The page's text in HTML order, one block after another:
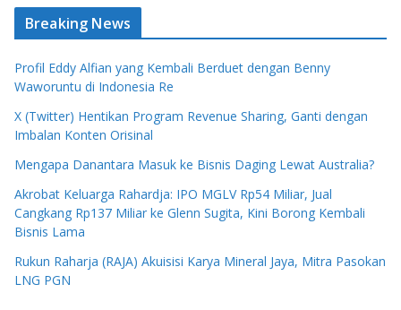
Breaking News
Profil Eddy Alfian yang Kembali Berduet dengan Benny
Waworuntu di Indonesia Re
X (Twitter) Hentikan Program Revenue Sharing, Ganti dengan
Imbalan Konten Orisinal
Mengapa Danantara Masuk ke Bisnis Daging Lewat Australia?
Akrobat Keluarga Rahardja: IPO MGLV Rp54 Miliar, Jual
Cangkang Rp137 Miliar ke Glenn Sugita, Kini Borong Kembali
Bisnis Lama
Rukun Raharja (RAJA) Akuisisi Karya Mineral Jaya, Mitra Pasokan
LNG PGN